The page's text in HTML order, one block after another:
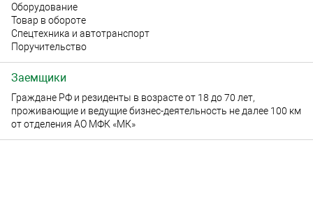
Оборудование
Товар в обороте
Спецтехника и автотранспорт
Поручительство
Заемщики
Граждане РФ и резиденты в возрасте от 18 до 70 лет,
проживающие и ведущие бизнес-деятельность не далее 100 км
от отделения АО МФК «МК»